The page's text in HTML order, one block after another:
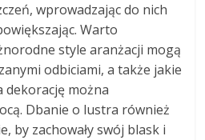
wprowadzając do nich
Warto
style aranżacji mogą
odbiciami, a także jakie
dekorację można
Dbanie o lustra również
by zachowały swój blask i